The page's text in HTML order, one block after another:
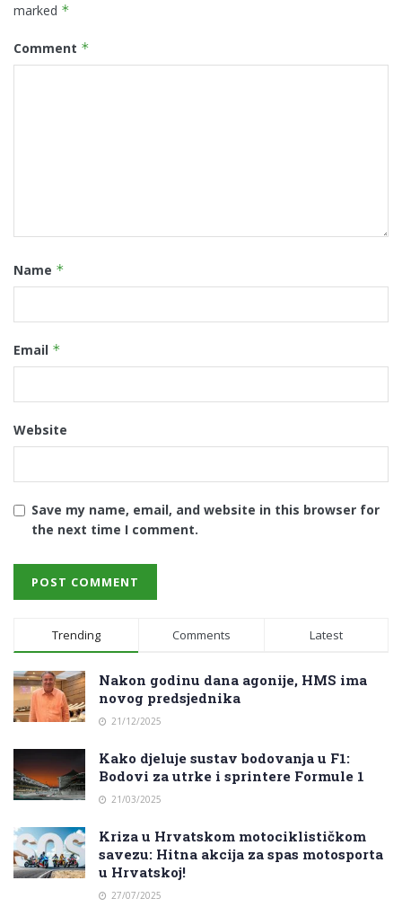
marked *
Comment *
Name *
Email *
Website
Save my name, email, and website in this browser for
the next time I comment.
Trending Comments Latest
Nakon godinu dana agonije, HMS ima
novog predsjednika
21/12/2025
Kako djeluje sustav bodovanja u F1:
Bodovi za utrke i sprintere Formule 1
21/03/2025
Kriza u Hrvatskom motociklističkom
savezu: Hitna akcija za spas motosporta
u Hrvatskoj!
27/07/2025